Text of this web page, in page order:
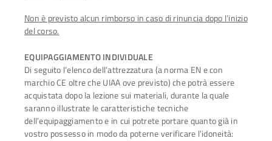
Non è previsto alcun rimborso in caso di rinuncia dopo l’inizio
del corso.
EQUIPAGGIAMENTO INDIVIDUALE
Di seguito l’elenco dell’attrezzatura (a norma EN e con
marchio CE oltre che UIAA ove previsto) che potrà essere
acquistata dopo la lezione sui materiali, durante la quale
saranno illustrate le caratteristiche tecniche
dell’equipaggiamento e in cui potrete portare quanto già in
vostro possesso in modo da poterne verificare l’idoneità: